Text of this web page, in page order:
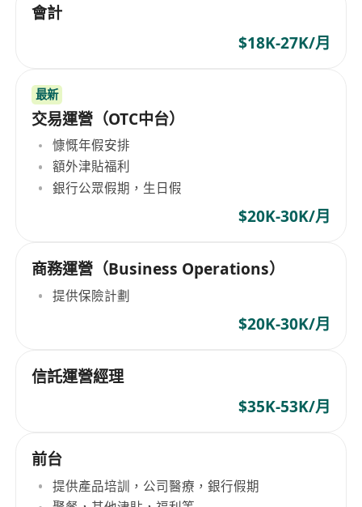
會計
$18K-27K/月
最新
交易運營（OTC中台）
慷慨年假安排
額外津貼福利
銀行公眾假期，生日假
$20K-30K/月
商務運營（Business Operations）
提供保險計劃
$20K-30K/月
信託運營經理
$35K-53K/月
前台
提供產品培訓，公司醫療，銀行假期